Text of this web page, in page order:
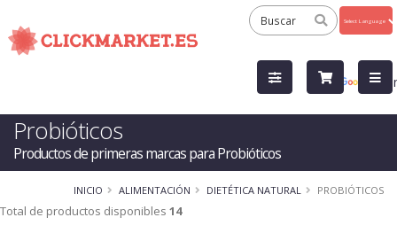
by
Probióticos
Productos de primeras marcas para Probióticos
INICIO ALIMENTACIÓN DIETÉTICA NATURAL PROBIÓTICOS
Total de productos disponibles 14